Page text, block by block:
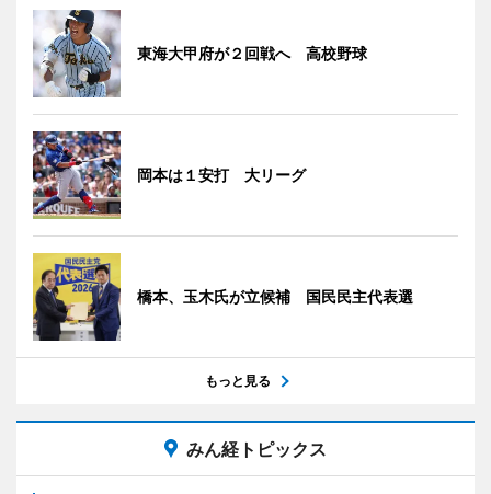
東海大甲府が２回戦へ 高校野球
岡本は１安打 大リーグ
橋本、玉木氏が立候補 国民民主代表選
もっと見る
みん経トピックス